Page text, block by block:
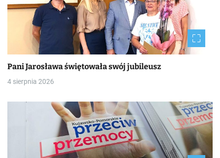
Pani Jarosława świętowała swój jubileusz
4 sierpnia 2026